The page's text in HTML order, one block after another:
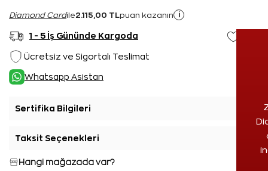
Diamond Cardile2.115,00 TL puan kazanın i
1 - 5 İş Gününde Kargoda
Ücretsiz ve Sigortalı Teslimat
Whatsapp Asistan
Sertifika Bilgileri
Taksit Seçenekleri
Hangi mağazada var?